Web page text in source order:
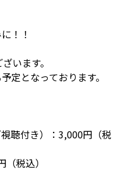
！！
います。
定となっております。
聴付き）：3,000円（税
税込）